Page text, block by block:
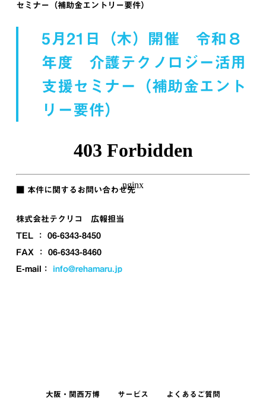
セミナー（補助金エントリー要件）
5月21日（木）開催 令和８
年度 介護テクノロジー活用
支援セミナー（補助金エント
リー要件）
■ 本件に関するお問い合わせ先
株式会社テクリコ 広報担当
TEL ： 06-6343-8450
FAX ： 06-6343-8460
E-mail： info@rehamaru.jp
大阪・関西万博 サービス よくあるご質問